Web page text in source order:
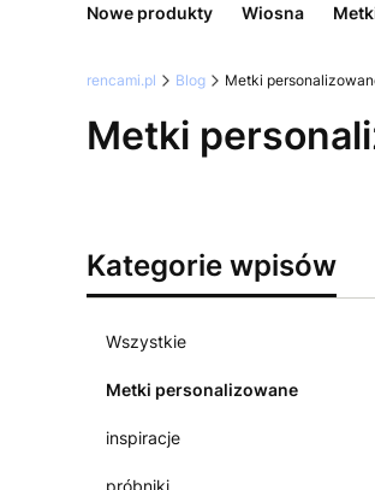
Nowe produkty Wiosna
rencami.pl Blog Metki
Metki
Kategorie wpisów
Wszystkie
Metki personalizowane
inspiracje
próbniki